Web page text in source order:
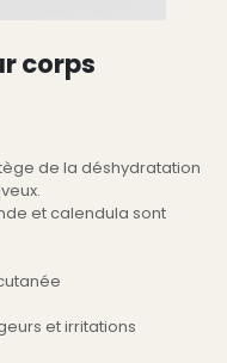
corps
de la déshydratation
et calendula sont
et irritations